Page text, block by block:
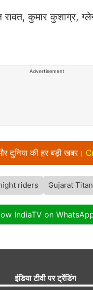
रावत, कुमार कुशाग्र,
Advertisement
दुनिया की हर बड़ी खबर।
riders Gujarat
IndiaTV on
इंडिया टीवी पर ट्रेंडिंग